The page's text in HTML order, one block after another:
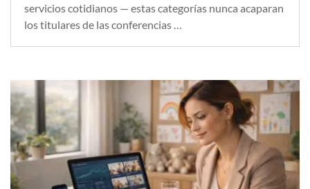
servicios cotidianos — estas categorías nunca acaparan
los titulares de las conferencias …